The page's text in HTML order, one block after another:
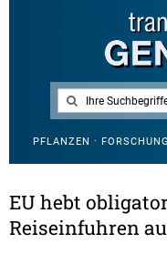
PFLANZEN ·
EU hebt
Reiseinfuhren